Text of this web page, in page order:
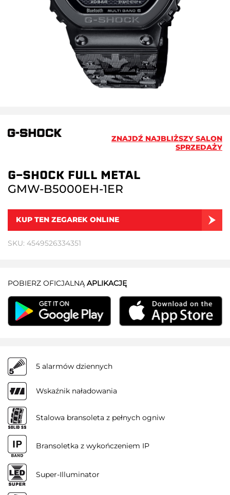
ZNAJDŹ NAJBLIŻSZY SALON
SPRZEDAŻY
G-SHOCK FULL METAL
GMW-B5000EH-1ER
KUP TEN ZEGAREK ONLINE
SKU: 4549526334351
POBIERZ OFICJALNĄ APLIKACJĘ
5 alarmów dziennych
Wskaźnik naładowania
Stalowa bransoleta z pełnych ogniw
Bransoletka z wykończeniem IP
Super-Illuminator